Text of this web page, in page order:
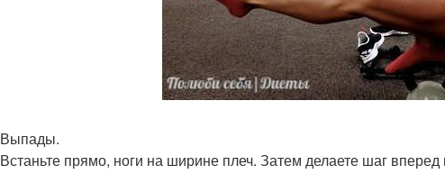
Выпады.
Встаньте прямо, ноги на ширине плеч. Затем делаете шаг